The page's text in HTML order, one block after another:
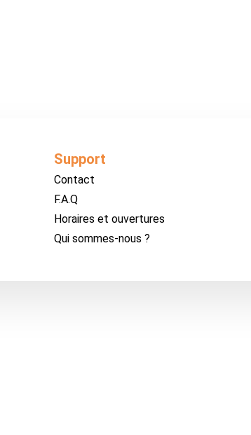
Support
Contact
F.A.Q
Horaires et ouvertures
Qui sommes-nous ?